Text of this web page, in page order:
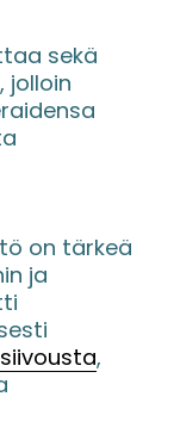
sekä
jolloin
on tärkeä
ja
,